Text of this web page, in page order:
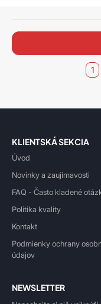
1
KLIENTSKÁ SEKCIA
Úvod
Novinky a zaujímavosti
FAQ - Často kladené
Politika kvality
Kontakt
Podmienky ochrany
údajov
NEWSLETTER